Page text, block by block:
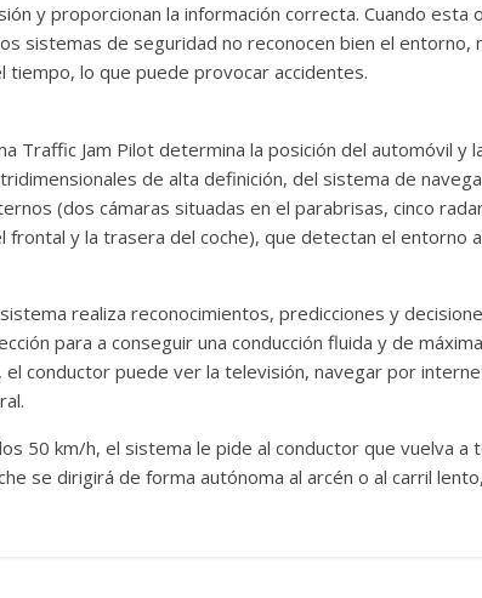
y proporcionan la información correcta. Cuando esta
sistemas de seguridad no reconocen bien el entorno,
tiempo, lo que puede provocar accidentes.
Traffic Jam Pilot determina la posición del automóvil y
de alta definición, del sistema de
(dos cámaras situadas en el parabrisas, cinco
frontal y la trasera del coche), que detectan el entorno
realiza reconocimientos, predicciones y
para a conseguir una conducción fluida y de
conductor puede ver la televisión, navegar por
50 km/h, el sistema le pide al conductor que vuelva a
se dirigirá de forma autónoma al arcén o al carril